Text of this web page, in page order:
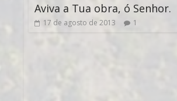
Aviva a Tua obra, ó Senhor.
17 de agosto de 2013 1